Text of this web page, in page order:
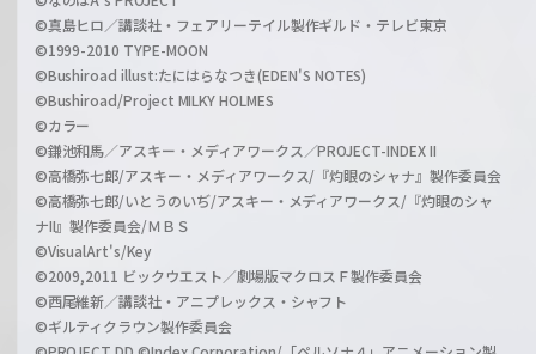
©真島ヒロ／講談社・フェアリーテイル製作ギルド・テレビ東京
©1999-2010 TYPE-MOON
©Bushiroad illust:たにはらなつき(EDEN'S NOTES)
©Bushiroad/Project MILKY HOLMES
©カラー
©鎌池和馬／アスキー・メディアワークス／PROJECT-INDEX II
©高橋弥七郎/アスキー・メディアワークス/『灼眼のシャナ』製作委員会
©高橋弥七郎/いとうのいぢ/アスキー・メディアワークス/『灼眼のシャ
ナII』製作委員会/ＭＢＳ
©VisualArt's/Key
©2009,2011 ビックウエスト／劇場版マクロスＦ製作委員会
©西尾維新／講談社・アニプレックス・シャフト
©ギルティクラウン製作委員会